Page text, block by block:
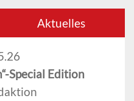
Aktuelles
Special Edition